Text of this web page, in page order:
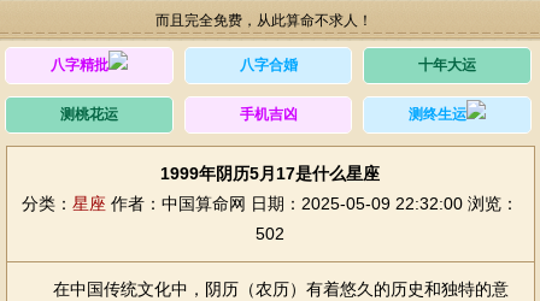
而且完全免费，从此算命不求人！
八字精批 八字合婚 十年大运
测桃花运 手机吉凶 测终生运
1999年阴历5月17是什么星座
分类： 星座 作者：中国算命网 日期：2025-05-09 22:32:00 浏览：
502
在中国传统文化中，阴历（农历）有着悠久的历史和独特的意